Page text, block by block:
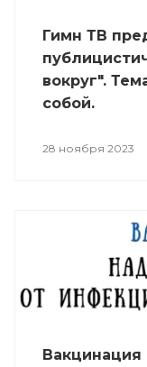
Гимн ТВ
вокруг".
собой.
28 ноября 2023
Вакцинация